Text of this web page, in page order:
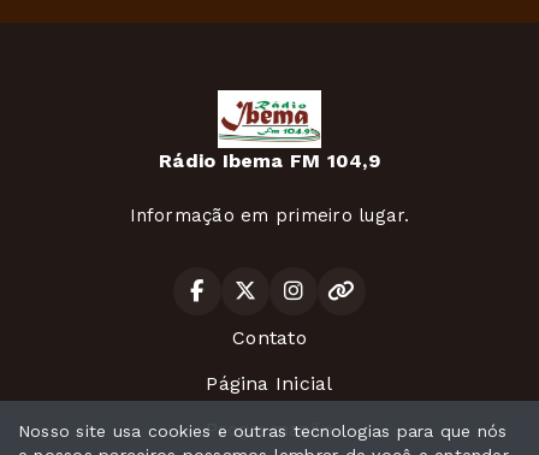
Rádio Ibema FM 104,9
Informação em primeiro lugar.
Contato
Página Inicial
Programação
Nosso site usa cookies e outras tecnologias para que nós